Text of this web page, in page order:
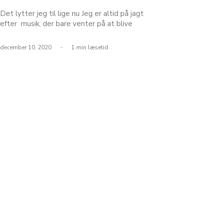
Det lytter jeg til lige nu Jeg er altid på jagt
efter musik, der bare venter på at blive
mennesker med at søge det trygge, og derfor
december 10, 2020 - 1 min læsetid